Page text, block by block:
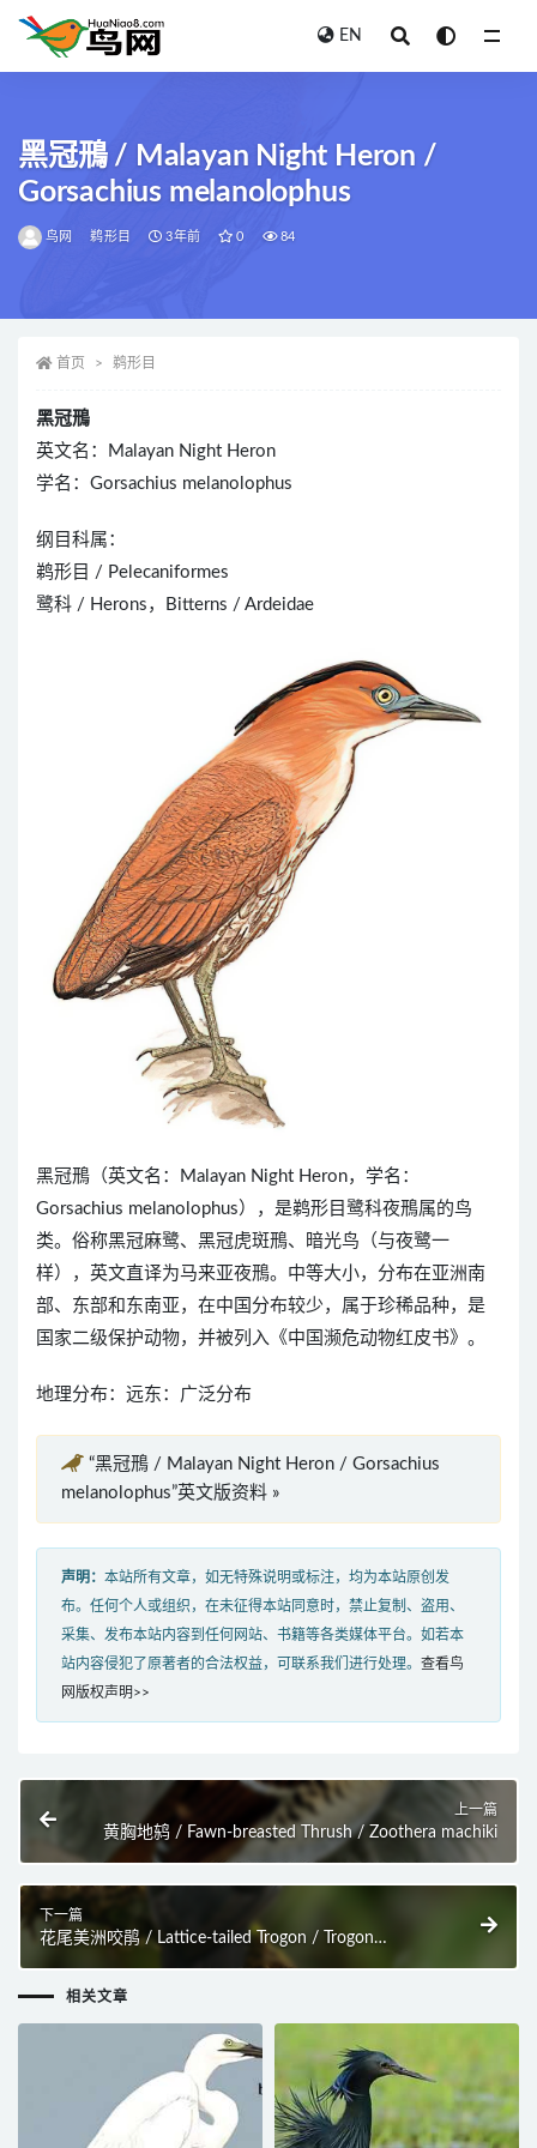
EN
黑冠鳽 / Malayan Night Heron /
Gorsachius melanolophus
鸟网 鹈形目 3年前 0 84
首页 鹈形目
黑冠鳽
英文名：Malayan Night Heron
学名：Gorsachius melanolophus
纲目科属：
鹈形目 / Pelecaniformes
鹭科 / Herons，Bitterns / Ardeidae
黑冠鳽（英文名：Malayan Night Heron，学名：
Gorsachius melanolophus），是鹈形目鹭科夜鳽属的鸟
类。俗称黑冠麻鹭、黑冠虎斑鳽、暗光鸟（与夜鹭一
样），英文直译为马来亚夜鳽。中等大小，分布在亚洲南
部、东部和东南亚，在中国分布较少，属于珍稀品种，是
国家二级保护动物，并被列入《中国濒危动物红皮书》。
地理分布：远东：广泛分布
“黑冠鳽 / Malayan Night Heron / Gorsachius
melanolophus”英文版资料 »
声明： 本站所有文章，如无特殊说明或标注，均为本站原创发
布。任何个人或组织，在未征得本站同意时，禁止复制、盗用、
采集、发布本站内容到任何网站、书籍等各类媒体平台。如若本
站内容侵犯了原著者的合法权益，可联系我们进行处理。 查看鸟
网版权声明>>
上一篇
黄胸地鸫 / Fawn-breasted Thrush / Zoothera machiki
下一篇
花尾美洲咬鹃 / Lattice-tailed Trogon / Trogon
相关文章